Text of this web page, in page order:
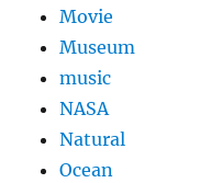
Movie
Museum
music
NASA
Natural
Ocean